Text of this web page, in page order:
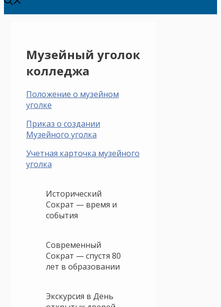
Музейный уголок
колледжа
Положение о музейном
уголке
Приказ о создании
Музейного уголка
Учетная карточка музейного
уголка
Исторический
Сократ — время и
события
Современный
Сократ — спустя 80
лет в образовании
Экскурсия в День